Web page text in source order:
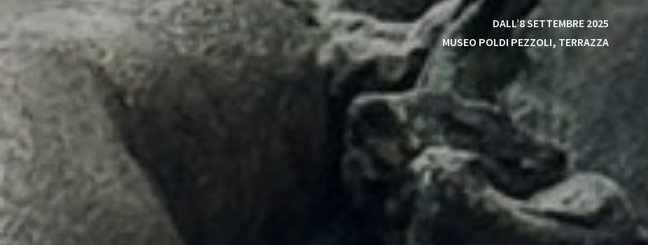
DALL’8 SETTEMBRE 2025
MUSEO POLDI PEZZOLI, TERRAZZA